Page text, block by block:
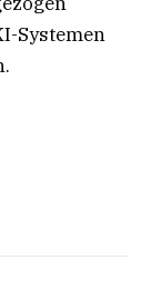
Systemen